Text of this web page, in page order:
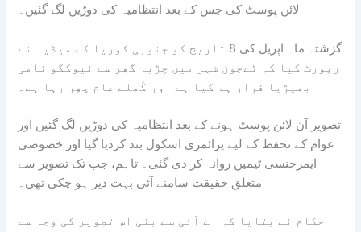
لائن پوسٹ کی جس کے بعد انتظامیہ کی دوڑیں لگ گئیں۔
گزشتہ ماہ اپریل کی 8 تاریخ کو جنوبی کوریا کے میڈیا نے
رپورٹ کیا کہ ٹےجون شہر میں چڑیا گھر سے نیوکگو نامی
بھیڑیا فرار ہو گیا ہے اور کُھلے عام پھِر رہا ہے۔
تصویر آن لائن پوسٹ ہونے کے بعد انتظامیہ کی دوڑیں لگ گئیں اور
عوام کے تحفظ کے لیے پرائمری اسکول بند کردیا گیا اور خصوصی
ایمرجنسی ٹیمیں روانہ کر دی گئی۔ تاہم، جب تک تصویر سے
متعلق حقیقت سامنے آئی بہت دیر ہو چکی تھی۔
حکام نے بتایا کہ اے آئی سے بنی اس تصویر کی وجہ سے